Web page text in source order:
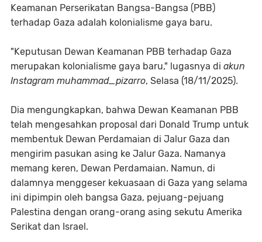
Keamanan Perserikatan Bangsa-Bangsa (PBB)
terhadap Gaza adalah kolonialisme gaya baru.
"Keputusan Dewan Keamanan PBB terhadap Gaza
merupakan kolonialisme gaya baru," lugasnya di akun
Instagram muhammad_pizarro, Selasa (18/11/2025).
Dia mengungkapkan, bahwa Dewan Keamanan PBB
telah mengesahkan proposal dari Donald Trump untuk
membentuk Dewan Perdamaian di Jalur Gaza dan
mengirim pasukan asing ke Jalur Gaza. Namanya
memang keren, Dewan Perdamaian. Namun, di
dalamnya menggeser kekuasaan di Gaza yang selama
ini dipimpin oleh bangsa Gaza, pejuang-pejuang
Palestina dengan orang-orang asing sekutu Amerika
Serikat dan Israel.